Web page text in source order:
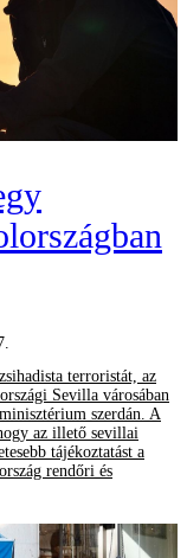
terroristát, az
Sevilla városában
szerdán. A
az illető sevillai
tájékoztatást a
rendőri és